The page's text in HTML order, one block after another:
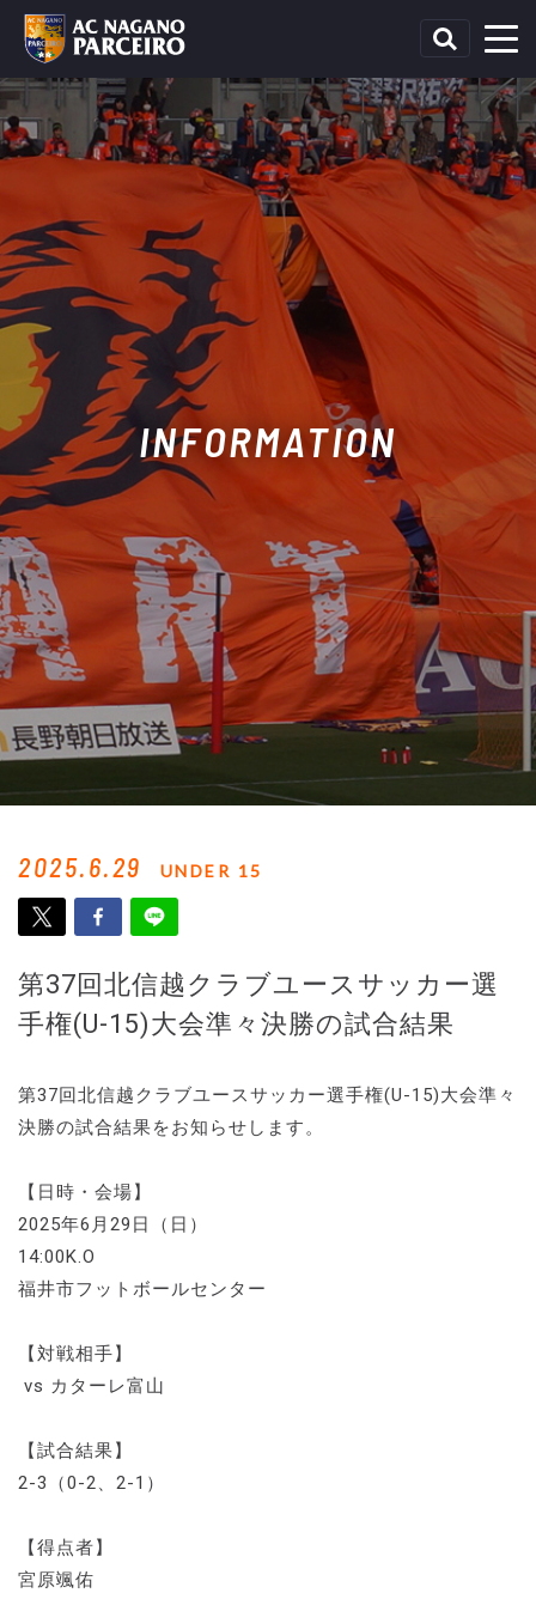
INFORMATION
2025.6.29 UNDER 15
第37回北信越クラブユースサッカー選
手権(U-15)大会準々決勝の試合結果
第37回北信越クラブユースサッカー選手権(U-15)大会準々
決勝の試合結果をお知らせします。
【日時・会場】
2025年6月29日（日）
14:00K.O
福井市フットボールセンター
【対戦相手】
vs カターレ富山
【試合結果】
2-3（0-2、2-1）
【得点者】
宮原颯佑